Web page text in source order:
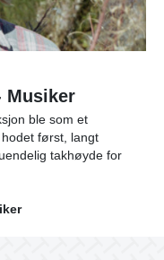
Musiker
ble som et
først, langt
takhøyde for